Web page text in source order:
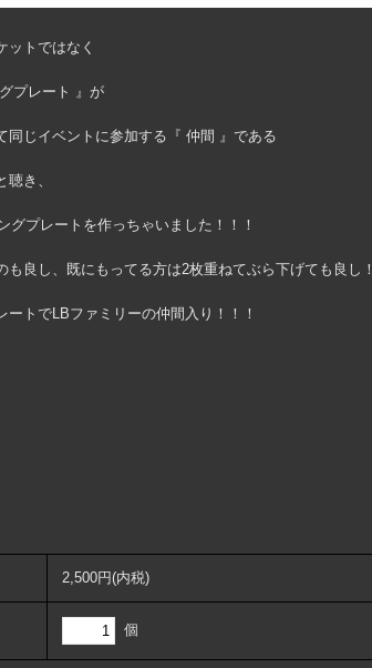
ットではなく
プレート 』が
同じイベントに参加する『 仲間 』である
き、
グプレートを作っちゃいました！！！
も良し、既にもってる方は2枚重ねてぶら下げても良し！
トでLBファミリーの仲間入り！！！
2,500円(内税)
個